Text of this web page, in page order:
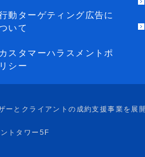
動ターゲティング広告に
いて
カスタマーハラスメントポ
リシー